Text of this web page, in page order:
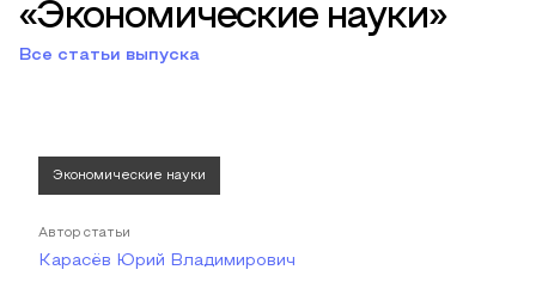
«Экономические науки»
Все статьи выпуска
Экономические науки
Автор статьи
Карасёв Юрий Владимирович